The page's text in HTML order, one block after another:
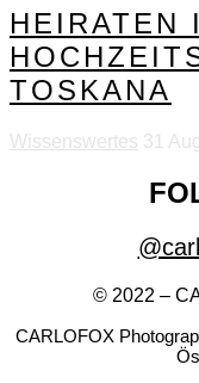
HEIRATEN
TOSKANA
Wissenswertes 31
© 2022 –
CARLOFOX